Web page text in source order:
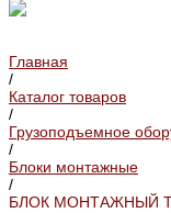
Главная
/
Каталог товаров
/
Грузоподъемное
/
Блоки монтажные
/
БЛОК МОНТАЖНЫЙ